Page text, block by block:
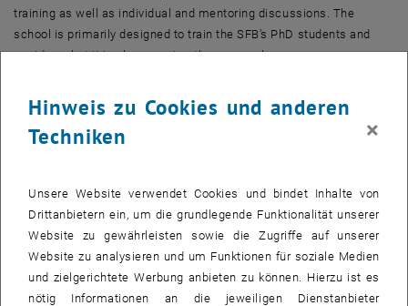
training as well as individual and mentoring discussions. The
school is primarily designed to train the SFB’s PhD students and
postdocs, but it is also open to other researchers.
we have extended the registration deadline to September 15, 2024.
To register, please see the school flyer.
S24_Flyer.pdf 276 KB
, herunterladen
S24_Program PDF 917 KB
, herunterladen
Hinweis zu Cookies und anderen
Techniken
×
Unsere Website verwendet Cookies und bindet Inhalte von
Drittanbietern ein, um die grundlegende Funktionalität unserer
Website zu gewährleisten sowie die Zugriffe auf unserer
Website zu analysieren und um Funktionen für soziale Medien
und zielgerichtete Werbung anbieten zu können. Hierzu ist es
nötig Informationen an die jeweiligen Dienstanbieter